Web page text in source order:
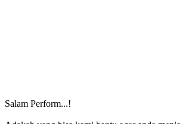
Salam Perform...!